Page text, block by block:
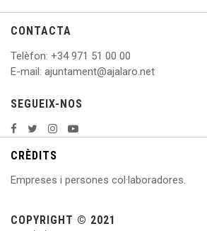
CONTACTA
Telèfon: +34 971 51 00 00
E-mail: ajuntament@ajalaro.net
SEGUEIX-NOS
CRÈDITS
Empreses i persones col·laboradores.
COPYRIGHT © 2021